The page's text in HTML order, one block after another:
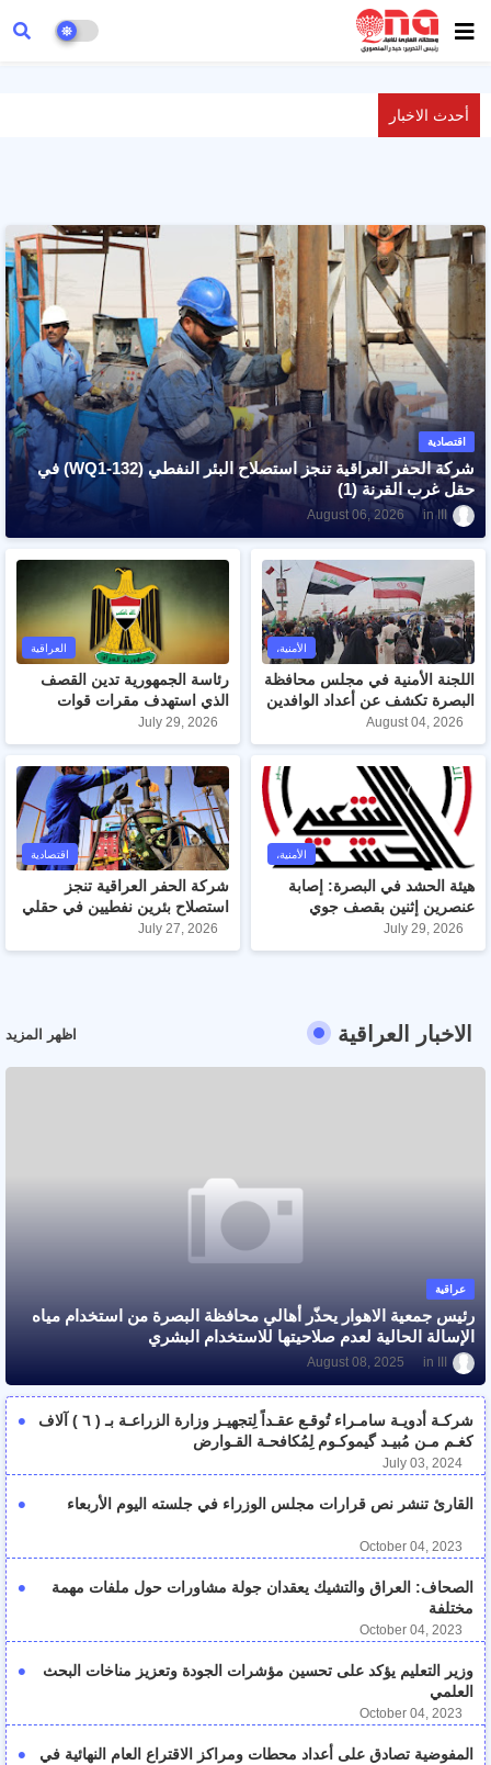
أحدث الاخبار
اقتصادية
شركة الحفر العراقية تنجز استصلاح البئر النفطي (WQ1-132) في
حقل غرب القرنة (1)
ااا August 06, 2026
الأمنية،
اللجنة الأمنية في مجلس محافظة
البصرة تكشف عن أعداد الوافدين
والمغادرين من الزائرين عبر منفذ
الشلامجة الحدودي
August 04, 2026
العراقية
رئاسة الجمهورية تدين القصف
الذي استهدف مقرات قوات
الحشد الشعبي في عدد من
المناطق
July 29, 2026
الأمنية،
هيئة الحشد في البصرة: إصابة
عنصرين إثنين بقصف جوي
استهدف مقر القيادة
July 29, 2026
اقتصادية
شركة الحفر العراقية تنجز
استصلاح بئرين نفطيين في حقلي
غرب القرنة/1 والزبير
July 27, 2026
الاخبار العراقية اظهر المزيد
عراقية
رئيس جمعية الاهوار يحذّر أهالي محافظة البصرة من استخدام مياه
الإسالة الحالية لعدم صلاحيتها للاستخدام البشري
August 08, 2025
شركـة أدويـة سامـراء تُوقـع عقـداً لِتجهيـز وزارة الزراعـة بـ ( ٦ ) آلاف
كغـم مـن مُبيـد گيموكـوم لِمُكافحـة القـوارض
July 03, 2024
القارئ تنشر نص قرارات مجلس الوزراء في جلسته اليوم الأربعاء
October 04, 2023
الصحاف: العراق والتشيك يعقدان جولة مشاورات حول ملفات مهمة
مختلفة
October 04, 2023
وزير التعليم يؤكد على تحسين مؤشرات الجودة وتعزيز مناخات البحث
العلمي
October 04, 2023
المفوضية تصادق على أعداد محطات ومراكز الاقتراع العام النهائية في